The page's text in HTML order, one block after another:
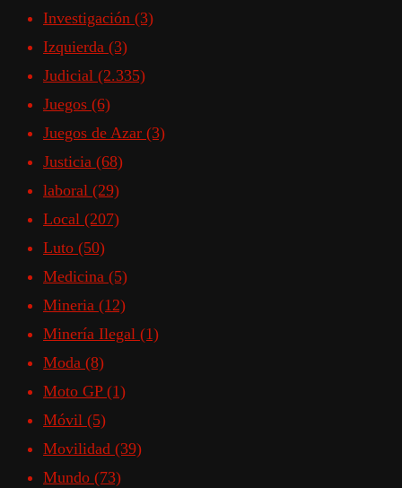
Investigación (3)
Izquierda (3)
Judicial (2.335)
Juegos (6)
Juegos de Azar (3)
Justicia (68)
laboral (29)
Local (207)
Luto (50)
Medicina (5)
Mineria (12)
Minería Ilegal (1)
Moda (8)
Moto GP (1)
Móvil (5)
Movilidad (39)
Mundo (73)